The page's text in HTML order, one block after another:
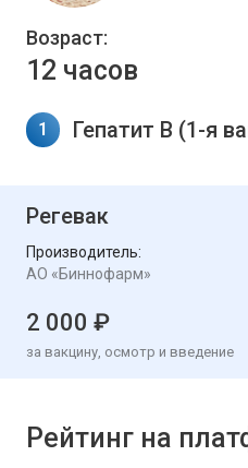
Возраст:
12 часов
1 Гепатит В (1-я
Регевак
Производитель:
АО «Биннофарм»
2 000 ₽
за вакцину, осмотр и введение
Рейтинг на